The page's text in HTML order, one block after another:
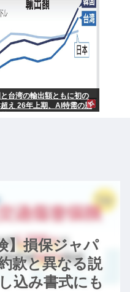
台湾の輸出額ともに初の
超え 26年上期、AI特需の恩
】損保ジャパ
款と異なる説
込み書式にも